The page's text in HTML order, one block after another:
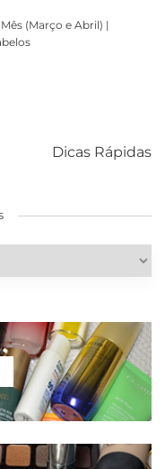
(Março e Abril) |
Dicas Rápidas
diários
cabelos